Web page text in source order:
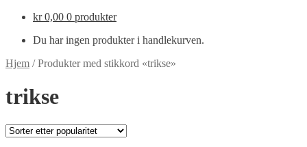
kr0,00 0 produkter
Du har ingen produkter i handlekurven.
Hjem /Produkter med stikkord «trikse»
trikse